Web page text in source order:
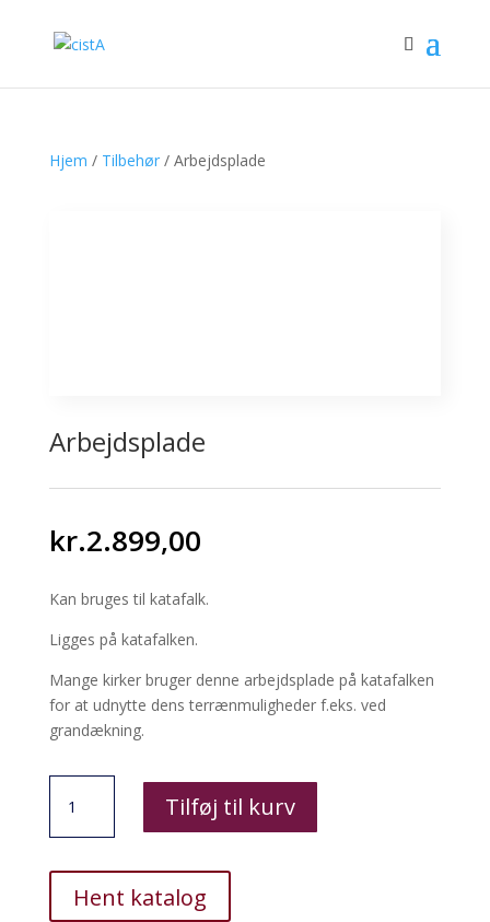
Hjem / Tilbehør/ Arbejdsplade
Arbejdsplade
kr.2.899,00
Kan bruges til katafalk.
Ligges på katafalken.
Mange kirker bruger denne arbejdsplade på katafalken
for at udnytte dens terrænmuligheder f.eks. ved
grandækning.
antal
Tilføj til kurv
Hent katalog